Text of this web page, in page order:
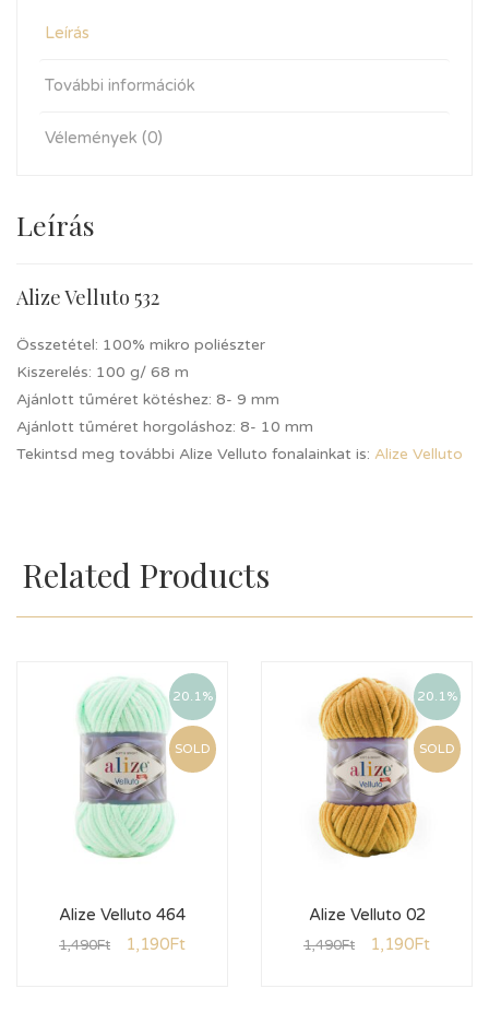
Leírás
További információk
Vélemények (0)
Leírás
Alize Velluto 532
Összetétel: 100% mikro poliészter
Kiszerelés: 100 g/ 68 m
Ajánlott tűméret kötéshez: 8- 9 mm
Ajánlott tűméret horgoláshoz: 8- 10 mm
Tekintsd meg további Alize Velluto fonalainkat is: Alize Velluto
Related Products
20.1%
SOLD
Alize Velluto 464
1,490Ft 1,190Ft
20.1%
SOLD
Alize Velluto 02
1,490Ft 1,190Ft